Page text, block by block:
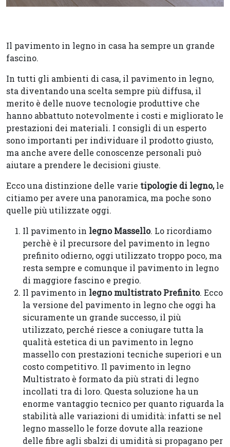
Il pavimento in legno in casa ha sempre un grande
fascino.
In tutti gli ambienti di casa, il pavimento in legno,
sta diventando una scelta sempre più diffusa, il
merito è delle nuove tecnologie produttive che
hanno abbattuto notevolmente i costi e migliorato le
prestazioni dei materiali. I consigli di un esperto
sono importanti per individuare il prodotto giusto,
ma anche avere delle conoscenze personali può
aiutare a prendere le decisioni giuste.
Ecco una distinzione delle varie tipologie di legno,le
citiamo per avere una panoramica, ma poche sono
quelle più utilizzate oggi.
Il pavimento in legno Massello. Lo ricordiamo
perchè è il precursore del pavimento in legno
prefinito odierno, oggi utilizzato troppo poco, ma
resta sempre e comunque il pavimento in legno
di maggiore fascino e pregio.
Il pavimento in legno multistrato Prefinito. Ecco
la versione del pavimento in legno che oggi ha
sicuramente un grande successo, il più
utilizzato, perché riesce a coniugare tutta la
qualità estetica di un pavimento in legno
massello con prestazioni tecniche superiori e un
costo competitivo. Il pavimento in legno
Multistrato è formato da più strati di legno
incollati tra di loro. Questa soluzione ha un
enorme vantaggio tecnico per quanto riguarda la
stabilità alle variazioni di umidità: infatti se nel
legno massello le forze dovute alla reazione
delle fibre agli sbalzi di umidità si propagano per